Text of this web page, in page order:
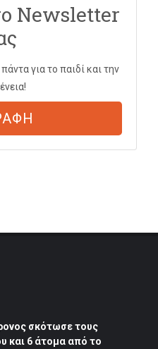
Newsletter
για το παιδί και την
σκότωσε τους
και 6 άτομα από το